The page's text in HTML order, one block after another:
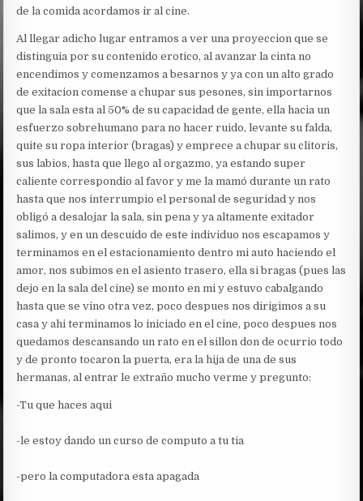
de la comida acordamos ir al cine.
Al llegar adicho lugar entramos a ver una proyeccion que se
distinguia por su contenido erotico, al avanzar la cinta no
encendimos y comenzamos a besarnos y ya con un alto grado
de exitacion comense a chupar sus pesones, sin importarnos
que la sala esta al 50% de su capacidad de gente, ella hacia un
esfuerzo sobrehumano para no hacer ruido, levante su falda,
quite su ropa interior (bragas) y emprece a chupar su clitoris,
sus labios, hasta que llego al orgazmo, ya estando super
caliente correspondio al favor y me la mamó durante un rato
hasta que nos interrumpio el personal de seguridad y nos
obligó a desalojar la sala, sin pena y ya altamente exitador
salimos, y en un descuido de este individuo nos escapamos y
terminamos en el estacionamiento dentro mi auto haciendo el
amor, nos subimos en el asiento trasero, ella si bragas (pues las
dejo en la sala del cine) se monto en mi y estuvo cabalgando
hasta que se vino otra vez, poco despues nos dirigimos a su
casa y ahi terminamos lo iniciado en el cine, poco despues nos
quedamos descansando un rato en el sillon don de ocurrio todo
y de pronto tocaron la puerta, era la hija de una de sus
hermanas, al entrar le extraño mucho verme y pregunto:
-Tu que haces aqui
-le estoy dando un curso de computo a tu tia
-pero la computadora esta apagada